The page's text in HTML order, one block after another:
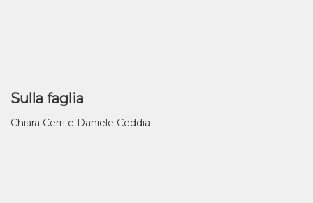
Sulla faglia
Chiara Cerri e Daniele Ceddia